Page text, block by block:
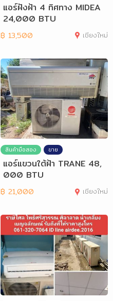
แอร์ฝังฝ้า 4 ทิศทาง MIDEA
24,000 BTU
฿ 13,500 เชียงใหม่
สินค้ามือสอง ขาย
แอร์แขวนใต้ฝ้า TRANE 48,
000 BTU
฿ 21,000 เชียงใหม่